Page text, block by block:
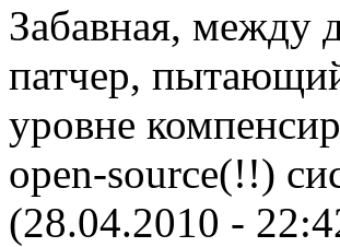
Забавная, между
патчер,
уровне
open-source(!!)
(28.04.2010 -